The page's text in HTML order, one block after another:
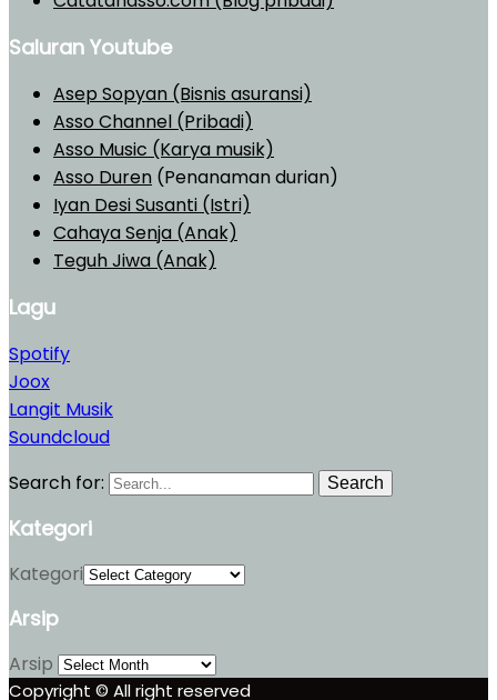
Saluran Youtube
Asep Sopyan (Bisnis asuransi)
Asso Channel (Pribadi)
Asso Music (Karya musik)
Asso Duren (Penanaman durian)
Iyan Desi Susanti (Istri)
Cahaya Senja (Anak)
Teguh Jiwa (Anak)
Lagu
Spotify
Joox
Langit Musik
Soundcloud
Search for:
Search
Kategori
Kategori
Arsip
Arsip
Copyright © All right reserved